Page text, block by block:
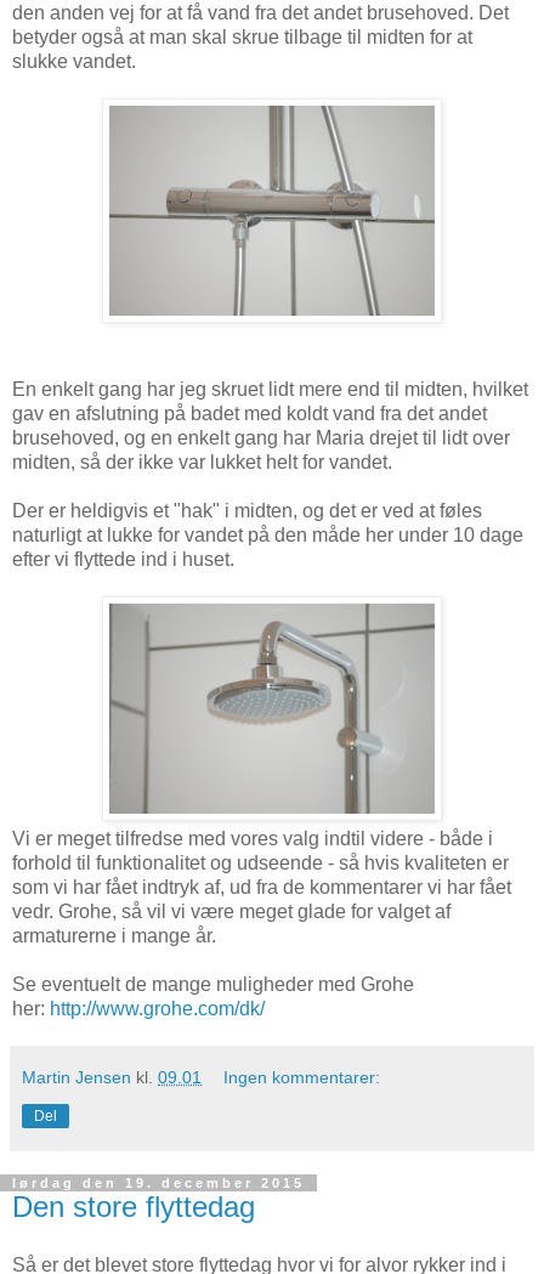
den anden vej for at få vand fra det andet brusehoved. Det
betyder også at man skal skrue tilbage til midten for at
slukke vandet.
En enkelt gang har jeg skruet lidt mere end til midten, hvilket
gav en afslutning på badet med koldt vand fra det andet
brusehoved, og en enkelt gang har Maria drejet til lidt over
midten, så der ikke var lukket helt for vandet.
Der er heldigvis et "hak" i midten, og det er ved at føles
naturligt at lukke for vandet på den måde her under 10 dage
efter vi flyttede ind i huset.
Vi er meget tilfredse med vores valg indtil videre - både i
forhold til funktionalitet og udseende - så hvis kvaliteten er
som vi har fået indtryk af, ud fra de kommentarer vi har fået
vedr. Grohe, så vil vi være meget glade for valget af
armaturerne i mange år.
Se eventuelt de mange muligheder med Grohe
her: http://www.grohe.com/dk/
Martin Jensen kl. 09.01 Ingen kommentarer:
Del
lørdag den 19. december 2015
Den store flyttedag
Så er det blevet store flyttedag hvor vi for alvor rykker ind i